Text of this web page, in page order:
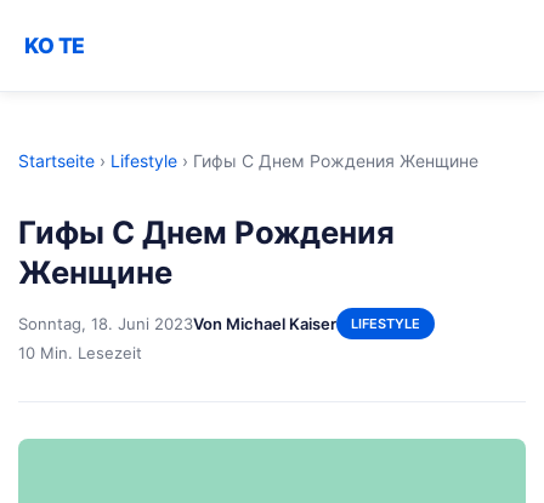
KO TE
Startseite › Lifestyle › Гифы С Днем Рождения Женщине
Гифы С Днем Рождения
Женщине
Sonntag, 18. Juni 2023Von Michael Kaiser LIFESTYLE
10 Min. Lesezeit